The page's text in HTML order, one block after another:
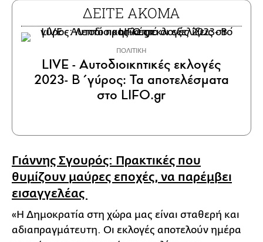
ΔΕΙΤΕ ΑΚΟΜΑ
ΠΟΛΙΤΙΚΗ
LIVE - Αυτοδιοικητικές εκλογές
2023- Β΄γύρος: Τα αποτελέσματα
στο LIFO.gr
Γιάννης Σγουρός: Πρακτικές που
θυμίζουν μαύρες εποχές, να παρέμβει
εισαγγελέας
«Η Δημοκρατία στη χώρα μας είναι σταθερή και
αδιαπραγμάτευτη. Οι εκλογές αποτελούν ημέρα